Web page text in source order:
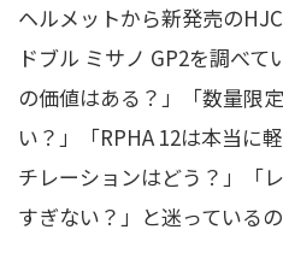
ヘルメットから新発売の
ドブル ミサノ GP2を調べ
の価値はある？」「数量限
い？」「RPHA 12は本当に
チレーションはどう？」「
すぎない？」と迷っている